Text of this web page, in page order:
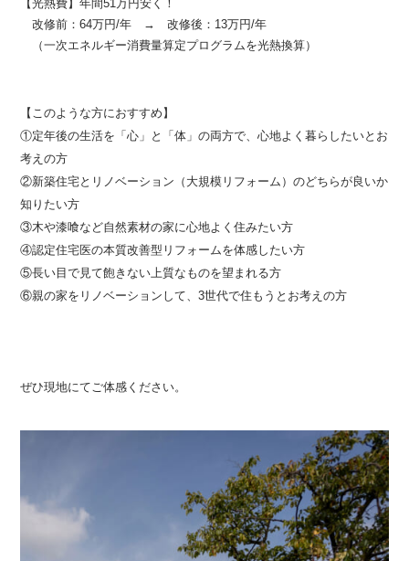
【光熱費】年間51万円安く！
改修前：64万円/年 → 改修後：13万円/年
（一次エネルギー消費量算定プログラムを光熱換算）
【このような方におすすめ】
①定年後の生活を「心」と「体」の両方で、心地よく暮らしたいとお
考えの方
②新築住宅とリノベーション（大規模リフォーム）のどちらが良いか
知りたい方
③木や漆喰など自然素材の家に心地よく住みたい方
④認定住宅医の本質改善型リフォームを体感したい方
⑤長い目で見て飽きない上質なものを望まれる方
⑥親の家をリノベーションして、3世代で住もうとお考えの方
ぜひ現地にてご体感ください。